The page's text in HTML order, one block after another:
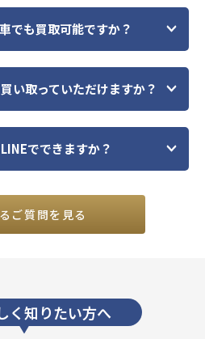
でも買取可能ですか？
い取っていただけますか？
でできますか？
ご質問を見る
く知りたい方へ